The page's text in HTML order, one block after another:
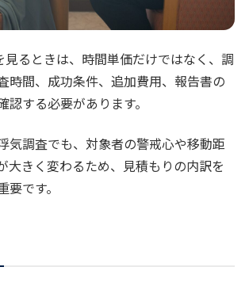
るときは、時間単価だけではなく、調
時間、成功条件、追加費用、報告書の
認する必要があります。
気調査でも、対象者の警戒心や移動距
大きく変わるため、見積もりの内訳を
です。